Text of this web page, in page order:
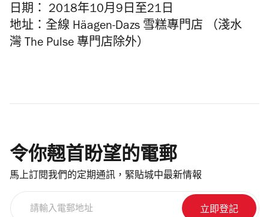
日期：
2018年10月9 日至21日
地址： 全線 Häagen-Dazs 雪糕專門店
（淺水
灣 The Pulse 專門店除外）
令你翹首盼望的電郵
馬上訂閱我們的定期通訊，緊貼城中最新情報